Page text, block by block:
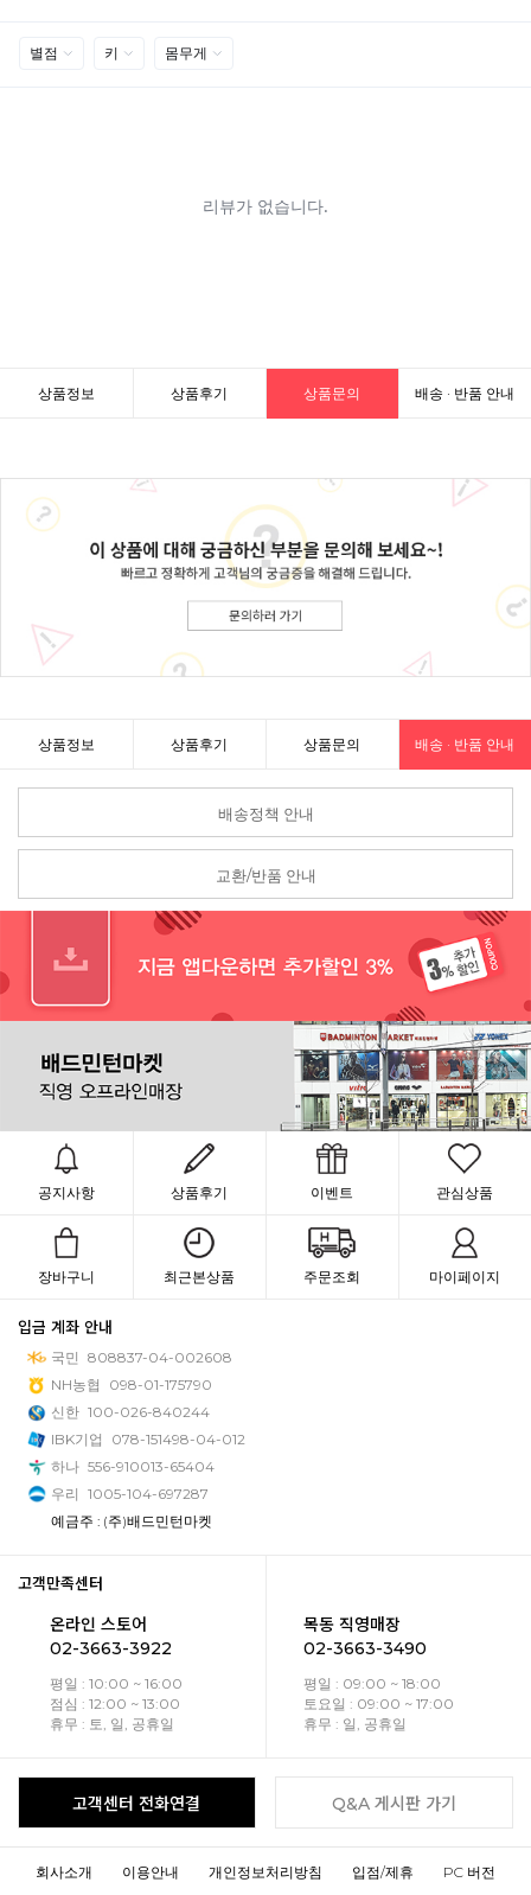
상품정보 상품후기 상품문의 배송 · 반품 안내
상품정보 상품후기 상품문의 배송 · 반품 안내
배송정책 안내
교환/반품 안내
공지사항 상품후기 이벤트 관심상품
장바구니 최근본상품 주문조회 마이페이지
입금 계좌 안내
국민 808837-04-002608
NH농협
098-01-175790
신한 100-026-840244
IBK기업
078-151498-04-012
하나 556-910013-65404
우리 1005-104-697287
예금주 : (주)배드민턴마켓
고객만족센터
온라인 스토어
02-3663-3922
평일 : 10:00 ~ 16:00
점심 : 12:00 ~ 13:00
휴무 : 토, 일, 공휴일
목동 직영매장
02-3663-3490
평일 : 09:00 ~ 18:00
토요일 : 09:00 ~ 17:00
휴무 : 일, 공휴일
고객센터 전화연결 Q&A 게시판 가기
회사소개 이용안내 개인정보처리방침 입점/제휴 PC 버전